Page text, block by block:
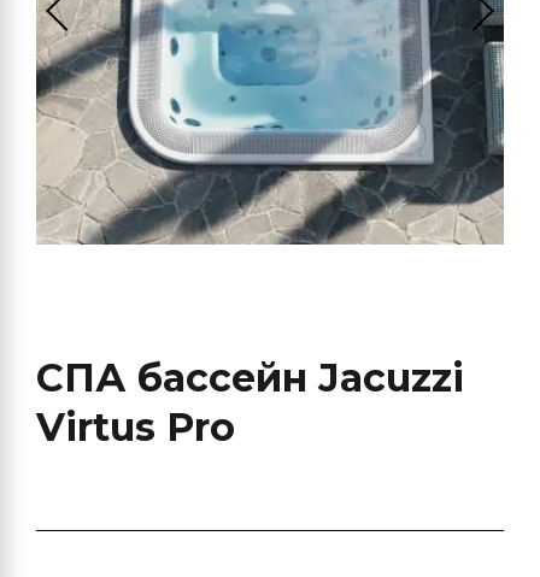
СПА бассейн Jacuzzi
Virtus Pro